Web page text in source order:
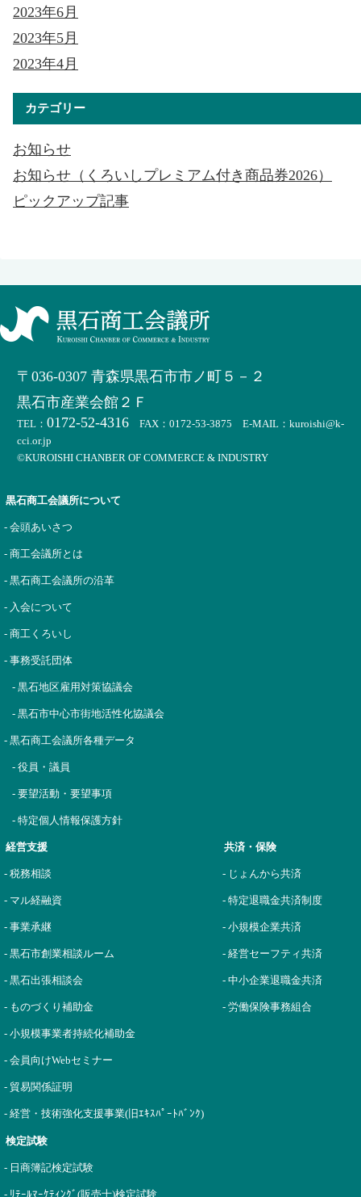
2023年6月
2023年5月
2023年4月
カテゴリー
お知らせ
お知らせ（くろいしプレミアム付き商品券2026）
ピックアップ記事
〒036-0307 青森県黒石市市ノ町５－２
黒石市産業会館２Ｆ
TEL： 0172-52-4316FAX：0172-53-3875 E-MAIL：kuroishi@k-
cci.or.jp
©KUROISHI CHANBER OF COMMERCE & INDUSTRY
黒石商工会議所について
- 会頭あいさつ
- 商工会議所とは
- 黒石商工会議所の沿革
- 入会について
- 商工くろいし
- 事務受託団体
- 黒石地区雇用対策協議会
- 黒石市中心市街地活性化協議会
- 黒石商工会議所各種データ
- 役員・議員
- 要望活動・要望事項
- 特定個人情報保護方針
経営支援
- 税務相談
- マル経融資
- 事業承継
- 黒石市創業相談ルーム
- 黒石出張相談会
- ものづくり補助金
- 小規模事業者持続化補助金
- 会員向けWebセミナー
- 貿易関係証明
- 経営・技術強化支援事業(旧ｴｷｽﾊﾟｰﾄﾊﾞﾝｸ)
共済・保険
- じょんから共済
- 特定退職金共済制度
- 小規模企業共済
- 経営セーフティ共済
- 中小企業退職金共済
- 労働保険事務組合
検定試験
- 日商簿記検定試験
- ﾘﾃｰﾙﾏｰｹﾃｨﾝｸﾞ(販売士)検定試験